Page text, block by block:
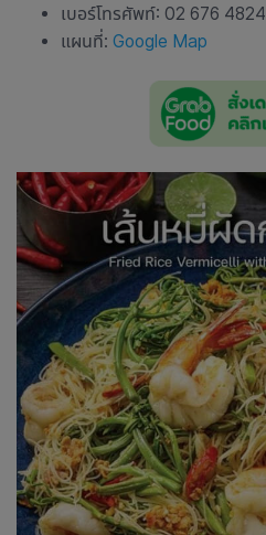
เบอร์โทรศัพท์: 02 676 4824
แผนที่: Google Map